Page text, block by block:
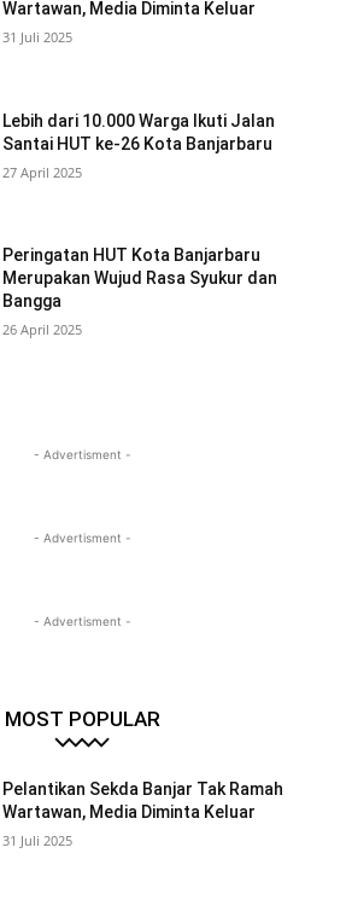
Wartawan, Media Diminta Keluar
31 Juli 2025
Lebih dari 10.000 Warga Ikuti Jalan
Santai HUT ke-26 Kota Banjarbaru
27 April 2025
Peringatan HUT Kota Banjarbaru
Merupakan Wujud Rasa Syukur dan
Bangga
26 April 2025
- Advertisment -
- Advertisment -
- Advertisment -
MOST POPULAR
Pelantikan Sekda Banjar Tak Ramah
Wartawan, Media Diminta Keluar
31 Juli 2025